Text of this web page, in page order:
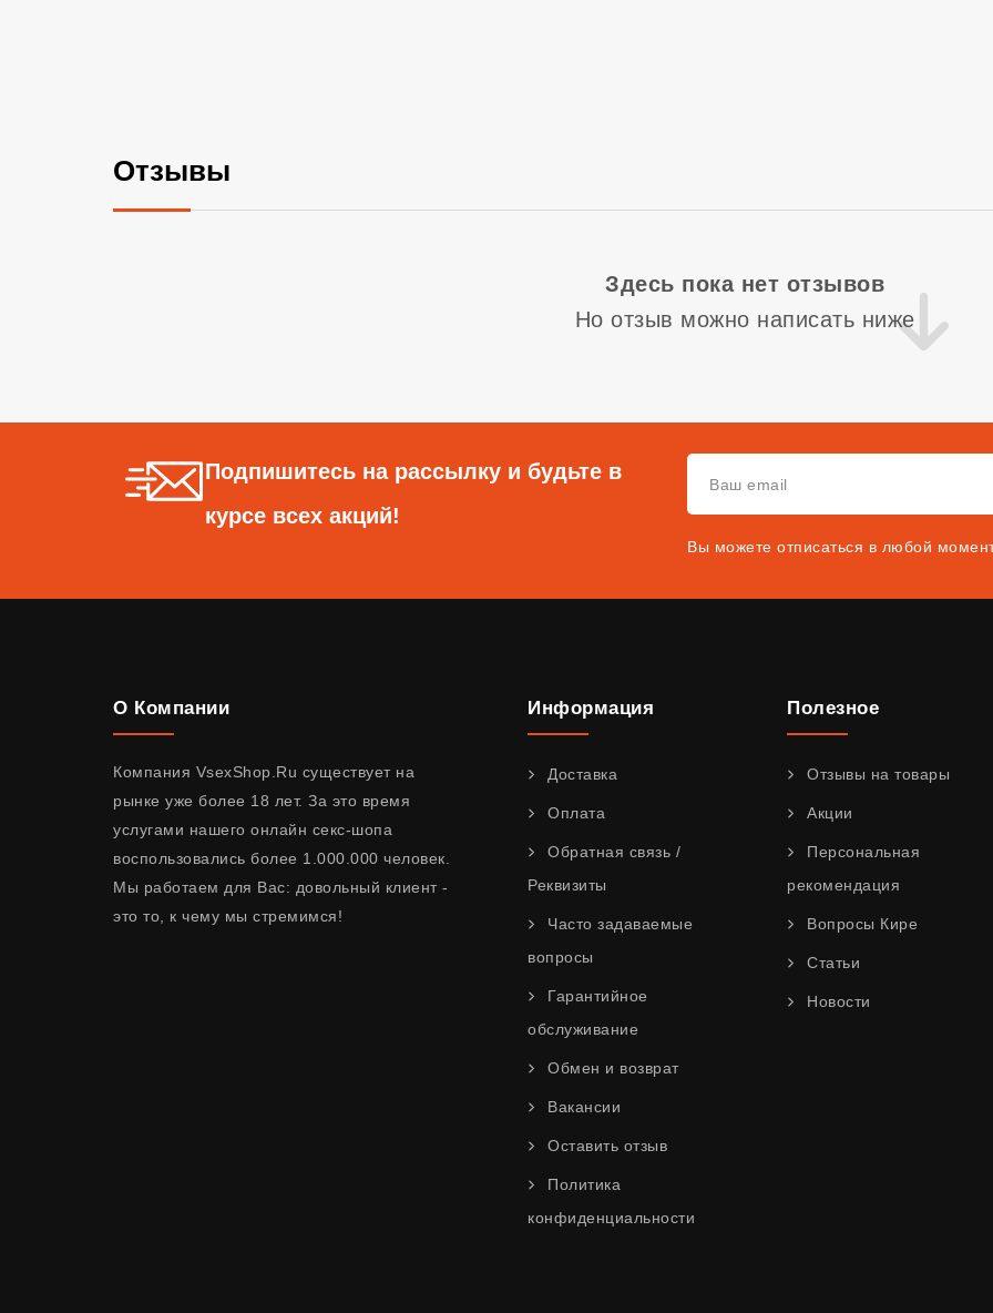
Отзывы
Здесь пока нет отзывов
Но отзыв можно написать ниже
Подпишитесь на рассылку и будьте в
курсе всех акций!
Вы можете отписаться в любой
О Компании
Компания VsexShop.Ru существует на
рынке уже более 18 лет. За это время
услугами нашего онлайн секс-шопа
воспользовались более 1.000.000 человек.
Мы работаем для Вас: довольный клиент -
это то, к чему мы стремимся!
Информация
Доставка
Оплата
Обратная связь /
Реквизиты
Часто задаваемые
вопросы
Гарантийное
обслуживание
Обмен и возврат
Вакансии
Оставить отзыв
Политика
конфиденциальности
Полезное
Отзывы на товары
Акции
Персональная
рекомендация
Вопросы Кире
Статьи
Новости